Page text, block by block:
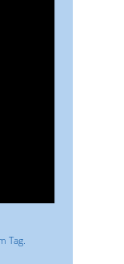
Tag.